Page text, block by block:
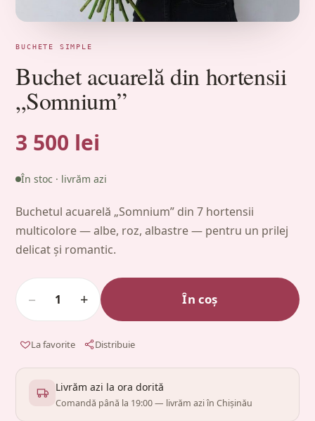
BUCHETE SIMPLE
Buchet acuarelă din hortensii
„Somnium”
3 500 lei
În stoc · livrăm azi
Buchetul acuarelă „Somnium” din 7 hortensii
multicolore — albe, roz, albastre — pentru un prilej
delicat și romantic.
− 1 + În coș
La favorite Distribuie
Livrăm azi la ora dorită
Comandă până la 19:00 — livrăm azi în Chișinău